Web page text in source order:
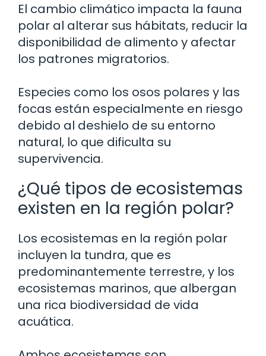
El cambio climático impacta la fauna
polar al alterar sus hábitats, reducir la
disponibilidad de alimento y afectar
los patrones migratorios.
Especies como los osos polares y las
focas están especialmente en riesgo
debido al deshielo de su entorno
natural, lo que dificulta su
supervivencia.
¿Qué tipos de ecosistemas
existen en la región polar?
Los ecosistemas en la región polar
incluyen la tundra, que es
predominantemente terrestre, y los
ecosistemas marinos, que albergan
una rica biodiversidad de vida
acuática.